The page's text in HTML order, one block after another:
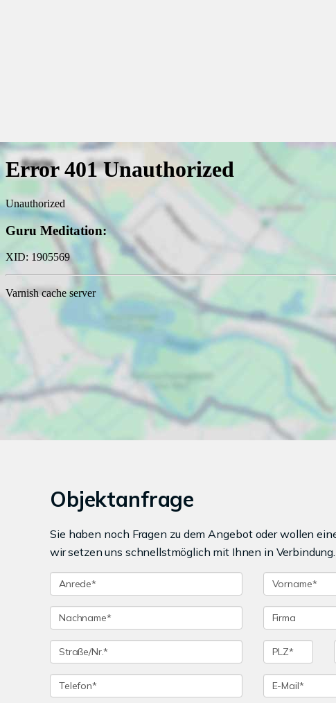
Objektanfrage
Sie haben noch Fragen zu dem Angebot oder wollen
wir setzen uns schnellstmöglich mit Ihnen in Verbindung.